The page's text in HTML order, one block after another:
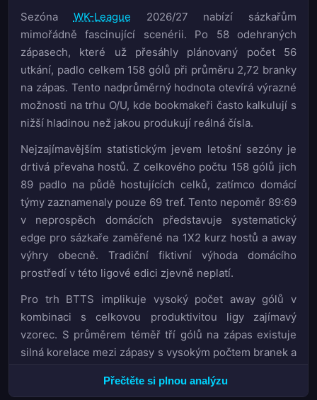
Sezóna WK-League 2026/27 nabízí sázkařům
mimořádně fascinující scenérii. Po 58 odehraných
zápasech, které už přesáhly plánovaný počet 56
utkání, padlo celkem 158 gólů při průměru 2,72 branky
na zápas. Tento nadprůměrný hodnota otevírá výrazné
možnosti na trhu O/U, kde bookmakeři často kalkulují s
nižší hladinou než jakou produkují reálná čísla.
Nejzajímavějším statistickým jevem letošní sezóny je
drtivá převaha hostů. Z celkového počtu 158 gólů jich
89 padlo na půdě hostujících celků, zatímco domácí
týmy zaznamenaly pouze 69 tref. Tento nepoměr 89:69
v neprospěch domácích představuje systematický
edge pro sázkaře zaměřené na 1X2 kurz hostů a away
výhry obecně. Tradiční fiktivní výhoda domácího
prostředí v této ligové edici zjevně neplatí.
Pro trh BTTS implikuje vysoký počet away gólů v
kombinaci s celkovou produktivitou ligy zajímavý
vzorec. S průměrem téměř tří gólů na zápas existuje
silná korelace mezi zápasy s vysokým počtem branek a
jako Bet365 reflektují tuto dynamiku v kurzech, přesto
Přečtěte si plnou analýzu